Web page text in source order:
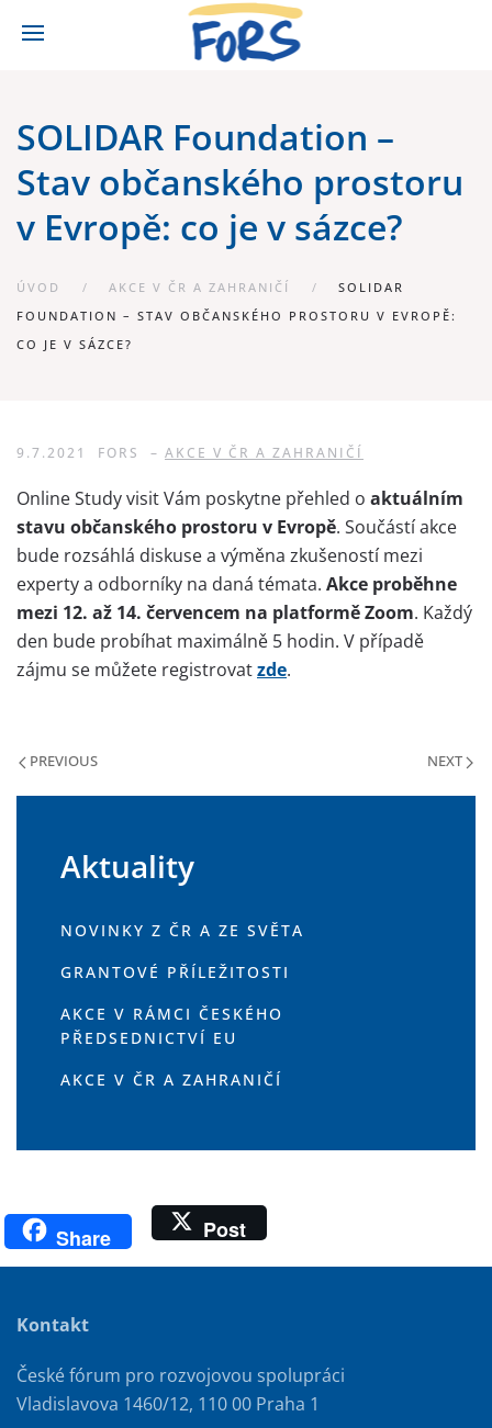
SOLIDAR Foundation –
Stav občanského prostoru
v Evropě: co je v sázce?
ÚVOD AKCE V ČR A ZAHRANIČÍ
SOLIDAR
FOUNDATION – STAV OBČANSKÉHO PROSTORU V EVROPĚ:
CO JE V SÁZCE?
9.7.2021 FORS – AKCE V ČR A ZAHRANIČÍ
Online Study visit Vám poskytne přehled o aktuálním
stavu občanského prostoru v Evropě. Součástí akce
bude rozsáhlá diskuse a výměna zkušeností mezi
experty a odborníky na daná témata. Akce proběhne
mezi 12. až 14. červencem na platformě Zoom. Každý
den bude probíhat maximálně 5 hodin. V případě
zájmu se můžete registrovatzde.
PREVIOUS NEXT
Aktuality
NOVINKY Z ČR A ZE SVĚTA
GRANTOVÉ PŘÍLEŽITOSTI
AKCE V RÁMCI ČESKÉHO
PŘEDSEDNICTVÍ EU
AKCE V ČR A ZAHRANIČÍ
Share Post
Kontakt
České fórum pro rozvojovou spolupráci
Vladislavova 1460/12, 110 00 Praha 1